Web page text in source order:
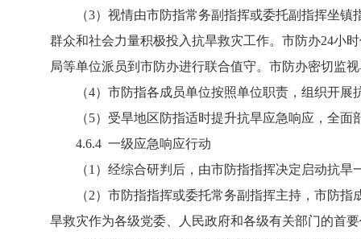
（3）视情由市防指常务副指挥或委托副指挥坐镇
群众和社会力量积极投入抗旱救灾工作。市防办24小
局等单位派员到市防办进行联合值守。市防办密切监
（4）市防指各成员单位按照单位职责，组织开展
（5）受旱地区防指适时提升抗旱应急响应，全面
4.6.4 一级应急响应行动
（1）经综合研判后，由市防指指挥决定启动抗旱
（2）市防指指挥或委托常务副指挥主持，市防指
旱救灾作为各级党委、人民政府和各级有关部门的首